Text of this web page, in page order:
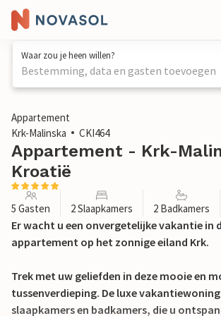
Waar zou je heen willen?
Bestemming, data en gasten toevoegen
1 / 49
Appartement
Krk-Malinska
CKI464
Appartement - Krk-
Kroatië
5 Gasten 2 Slaapkamers 2 Badkamers
Er wacht u een onvergetelijke vakantie in
appartement op het zonnige eiland Krk.
Trek met uw geliefden in deze mooie en
tussenverdieping. De luxe
slaapkamers en badkamers, die u